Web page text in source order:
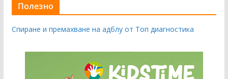
Полезно
Спиране и премахване на адблу от Топ диагностика